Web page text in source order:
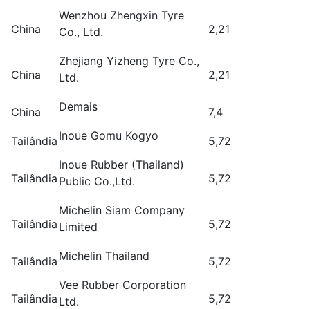
China
Wenzhou Zhengxin Tyre
Co., Ltd.
2,21
China
Zhejiang Yizheng Tyre Co.,
Ltd.
2,21
China Demais 7,4
Tailândia Inoue Gomu Kogyo 5,72
Tailândia
Inoue Rubber (Thailand)
Public Co.,Ltd.
5,72
Tailândia
Michelin Siam Company
Limited
5,72
Tailândia Michelin Thailand 5,72
Tailândia
Vee Rubber Corporation
Ltd.
5,72